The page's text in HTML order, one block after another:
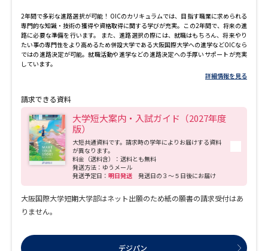
2年間で多彩な進路選択が可能！ OICのカリキュラムでは、目指す職業に求められる
専門的な知識・技術の獲得や資格取得に関する学びが充実。この2年間で、将来の進
路に必要な準備を行います。 また、進路選択の際には、就職はもちろん、将来やり
たい事の専門性をより高めるため併設大学である大阪国際大学への進学などOICなら
ではの進路決定が可能。就職活動や進学などの進路決定への手厚いサポートが充実
しています。
詳細情報を見る
請求できる資料
大学短大案内・入試ガイド（2027年度
版）
大短共通資料です。請求時の学年によりお届けする資料
が異なります。
料金（送料含）：送料とも無料
発送方法：ゆうメール
発送予定日： 明日発送 発送日の３～５日後にお届け
大阪国際大学短期大学部はネット出願のため紙の願書の請求受付はあ
りません。
デジパン